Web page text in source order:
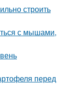
строить
с мышами,
перед